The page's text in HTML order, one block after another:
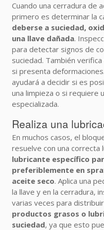
Cuando una cerradura de
primero es determinar la
deberse a suciedad,
una llave dañada.
para detectar signos de
suciedad. También
si presenta
ayudará a decidir si es
una limpieza o si requiere
especializada.
Realiza una
En muchos casos, el
resuelve con una correcta
lubricante específico
preferiblemente en
aceite seco. Aplica una
la llave y en la cerradura,
varias veces para
productos grasos o
suciedad, ya que esto